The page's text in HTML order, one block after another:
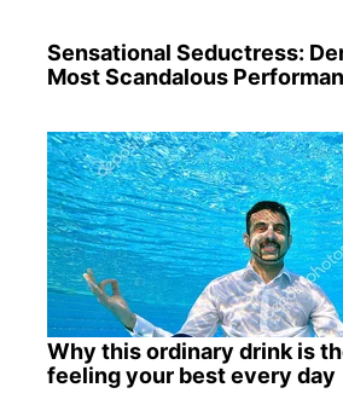
Sensational Seductress:
Most Scandalous
Why this ordinary drink is
feeling your best every day